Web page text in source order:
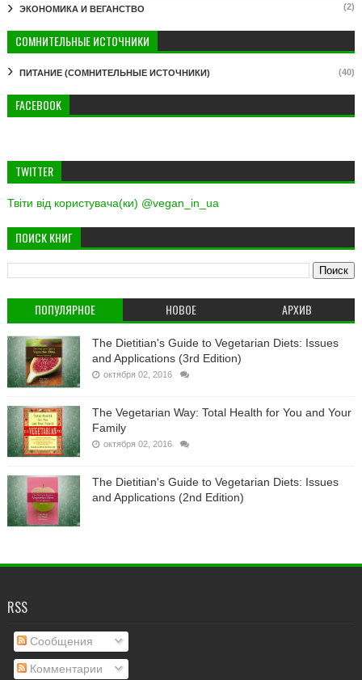
ЭКОНОМИКА И ВЕГАНСТВО (2)
СОМНИТЕЛЬНЫЕ ИСТОЧНИКИ
ПИТАНИЕ (СОМНИТЕЛЬНЫЕ ИСТОЧНИКИ) (40)
FACEBOOK
TWITTER
Твіти від користувача(ки) @vegan_in_ua
ПОИСК КНИГ
ПОПУЛЯРНОЕ НОВОЕ АРХИВ
The Dietitian's Guide to Vegetarian Diets: Issues
and Applications (3rd Edition)
октября 02, 2016
The Vegetarian Way: Total Health for You and Your
Family
октября 02, 2016
The Dietitian's Guide to Vegetarian Diets: Issues
and Applications (2nd Edition)
RSS
Сообщения
Комментарии